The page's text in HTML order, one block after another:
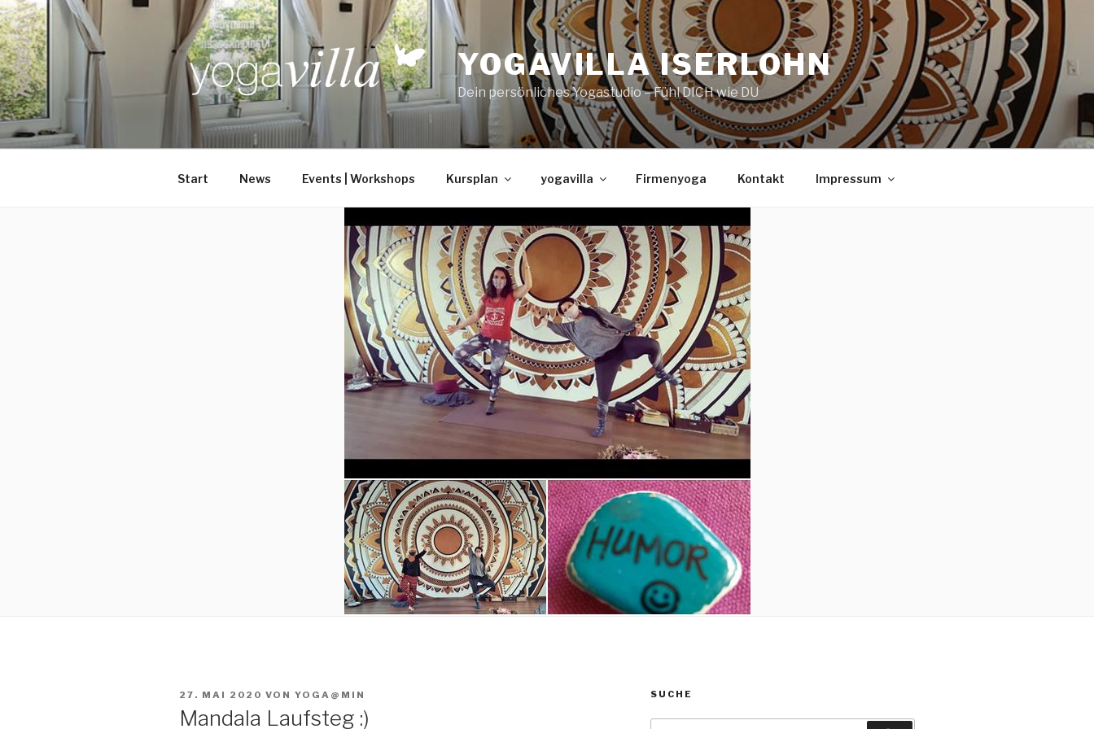
Zum
Inhalt
springen
YOGAVILLA ISERLOHN
Dein persönliches Yogastudio – Fühl DICH wie DU
Start News Events | Workshops Kursplan yogavilla Firmenyoga Kontakt Impressum
VERÖFFENTLICHT
27. MAI 2020 VON YOGA@MIN
Mandala Laufsteg :)
SUCHE